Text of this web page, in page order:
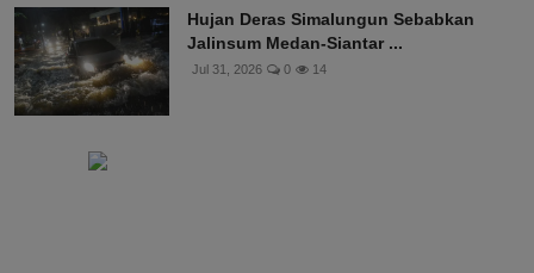
Hujan Deras Simalungun Sebabkan
Jalinsum Medan-Siantar ...
Jul 31, 2026 0 14